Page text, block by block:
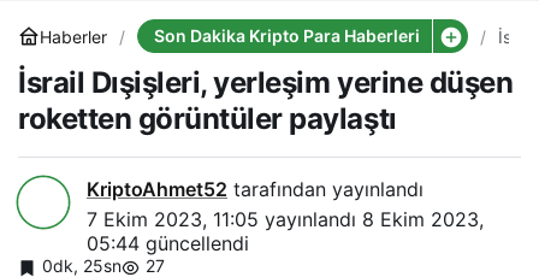
Haberler Son Dakika Kripto Para Haberleri
İsrail
İsrail Dışişleri, yerleşim yerine düşen
roketten görüntüler paylaştı
KriptoAhmet52 tarafından yayınlandı
7 Ekim 2023, 11:05 yayınlandı 8 Ekim 2023,
05:44 güncellendi
0dk, 25sn 27